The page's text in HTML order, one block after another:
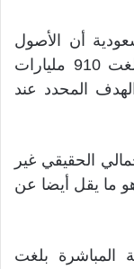
السنوي ​لرؤية 2030 السعودية أن الأصول
‌المدارة لصندوق الاستثمارات العامة بلغت 910 مليارات
أقل من ​الهدف المحدد عند
الحقيقي غير
دولار، وهو ما يقل أيضا عن
المباشرة بلغت